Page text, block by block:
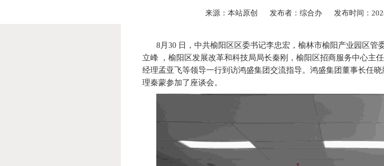
来源：本站原创 发布者：综合办 发布时间：
8月30 日，中共榆阳区区委书记李忠宏，榆林市榆阳产业园区管
立峰 ，榆阳区发展改革和科技局局长秦刚，榆阳区招商服务中心主
经理孟亚飞等领导一行到访鸿盛集团交流指导。鸿盛集团董事长任
理秦蒙参加了座谈会。